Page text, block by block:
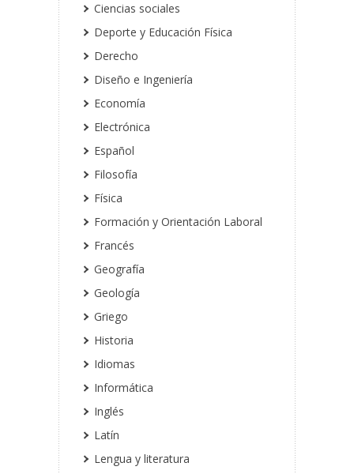
Ciencias sociales
Deporte y Educación Física
Derecho
Diseño e Ingeniería
Economía
Electrónica
Español
Filosofía
Física
Formación y Orientación Laboral
Francés
Geografía
Geología
Griego
Historia
Idiomas
Informática
Inglés
Latín
Lengua y literatura